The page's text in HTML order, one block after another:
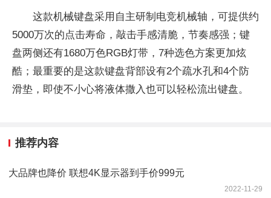
这款机械键盘采用自主研制电竞机械轴，可提供约
5000万次的点击寿命，敲击手感清脆，节奏感强；键
盘两侧还有1680万色RGB灯带，7种选色方案更加炫
酷；最重要的是这款键盘背部设有2个疏水孔和4个防
滑垫，即使不小心将液体撒入也可以轻松流出键盘。
推荐内容
大品牌也降价 联想4K显示器到手价999元
2022-11-29